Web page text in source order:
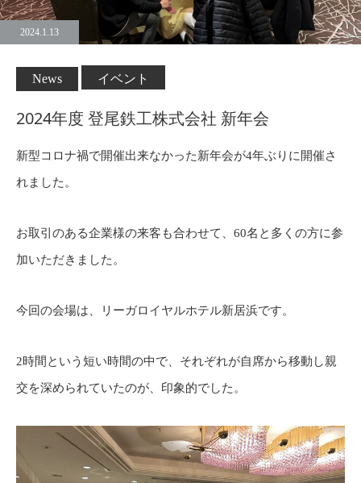
2024.1.13
News イベント
2024年度 登尾鉄工株式会社 新年会
新型コロナ禍で開催出来なかった新年会が4年ぶりに開催さ
れました。
お取引のある企業様の来客も合わせて、60名と多くの方に参
加いただきました。
今回の会場は、リーガロイヤルホテル新居浜です。
2時間という短い時間の中で、それぞれが自席から移動し親
交を深められていたのが、印象的でした。